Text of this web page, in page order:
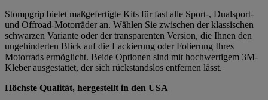
Stompgrip bietet maßgefertigte Kits für fast alle Sport-, Dualsport-
und Offroad-Motorräder an. Wählen Sie zwischen der klassischen
schwarzen Variante oder der transparenten Version, die Ihnen den
ungehinderten Blick auf die Lackierung oder Folierung Ihres
Motorrads ermöglicht. Beide Optionen sind mit hochwertigem 3M-
Kleber ausgestattet, der sich rückstandslos entfernen lässt.
Höchste Qualität, hergestellt in den USA